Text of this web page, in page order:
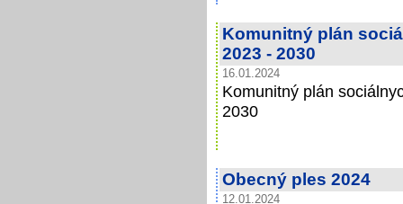
Komunitný plán
2023 - 2030
16.01.2024
Komunitný plán
2030
Obecný ples 2024
12.01.2024